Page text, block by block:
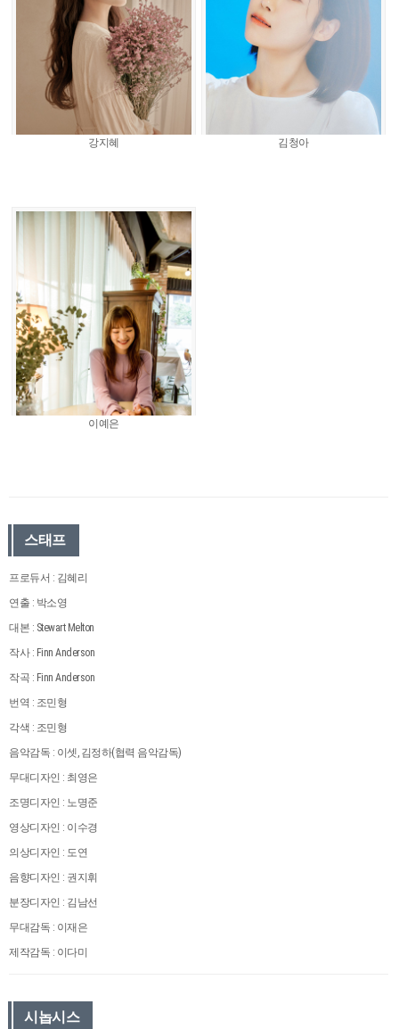
강지혜 김청아
이예은
스태프
프로듀서 : 김혜리
연출 : 박소영
대본 : Stewart Melton
작사 : Finn Anderson
작곡 : Finn Anderson
번역 : 조민형
각색 : 조민형
음악감독 : 이셋, 김정하(협력 음악감독)
무대디자인 : 최영은
조명디자인 : 노명준
영상디자인 : 이수경
의상디자인 : 도연
음향디자인 : 권지휘
분장디자인 : 김남선
무대감독 : 이재은
제작감독 : 이다미
시놉시스